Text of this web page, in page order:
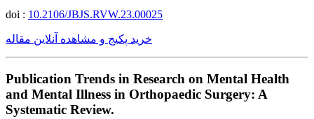
doi : 10.2106/JBJS.RVW.23.00025
خرید پکیج و مشاهده آنلاین مقاله
Publication Trends in Research on Mental Health
and Mental Illness in Orthopaedic Surgery: A
Systematic Review.